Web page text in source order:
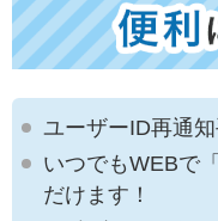
ユーザーID再通
いつでもWEBで
だけます！